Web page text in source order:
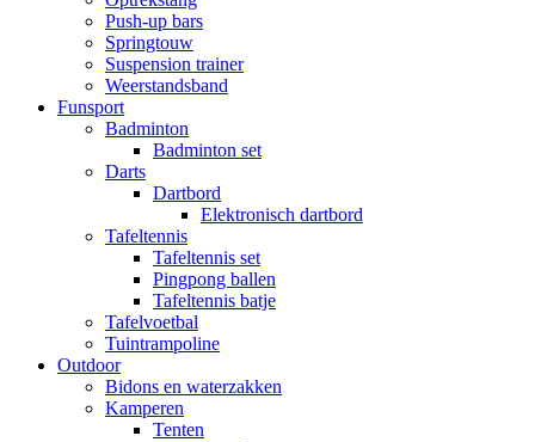
Push-up bars
Springtouw
Suspension trainer
Weerstandsband
Funsport
Badminton
Badminton set
Darts
Dartbord
Elektronisch dartbord
Tafeltennis
Tafeltennis set
Pingpong ballen
Tafeltennis batje
Tafelvoetbal
Tuintrampoline
Outdoor
Bidons en waterzakken
Kamperen
Tenten